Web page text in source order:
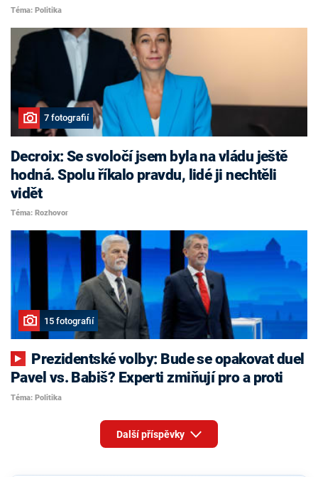
Téma: Politika
7 fotografií
Decroix: Se svoločí jsem byla na vládu ještě
hodná. Spolu říkalo pravdu, lidé ji nechtěli
vidět
Téma: Rozhovor
15 fotografií
Pavel vs. Babiš? Experti zmiňují pro a proti
Téma: Politika
Další příspěvky